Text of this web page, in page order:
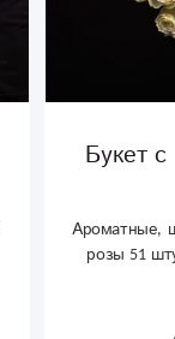
Букет
Ароматные,
розы 51